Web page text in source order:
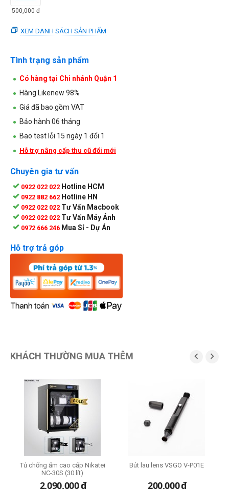
500,000 đ
XEM DANH SÁCH SẢN PHẨM
Tình trạng sản phẩm
Có hàng tại Chi nhánh Quận 1
Hàng Likenew 98%
Giá đã bao gồm VAT
Bảo hành 06 tháng
Bao test lỗi 15 ngày 1 đổi 1
Hỗ trợ nâng cấp thu cũ đổi mới
Chuyên gia tư vấn
0922 022 022 Hotline HCM
0922 882 662 Hotline HN
0922 022 022 Tư Vấn Macbook
0922 022 022 Tư Vấn Máy Ảnh
0972 666 246 Mua Sỉ - Dự Án
Hỗ trợ trả góp
KHÁCH THƯỜNG MUA THÊM  
Tủ chống ẩm cao cấp Nikatei
NC-30S (30 lít)
2,090,000đ
Bút lau lens VSGO V-P01E
200,000đ